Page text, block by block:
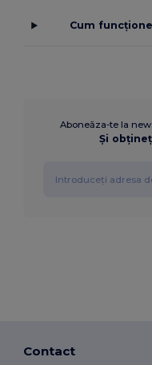
Cum
Aboneăza-te la
Și
Contact